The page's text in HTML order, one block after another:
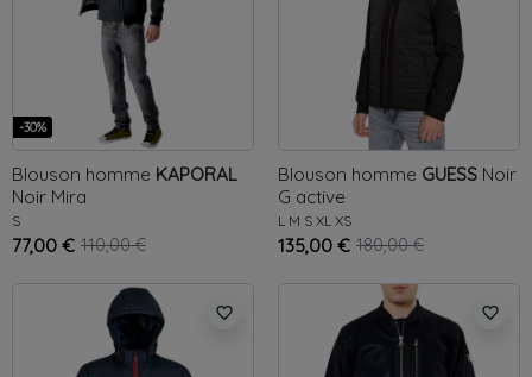
-30%
Blouson homme KAPORAL
Noir Mira
S
77,00 € 110,00 €
Blouson homme GUESS Noir
G active
L M S XL XS
135,00 € 180,00 €
favorite_border favorite_border